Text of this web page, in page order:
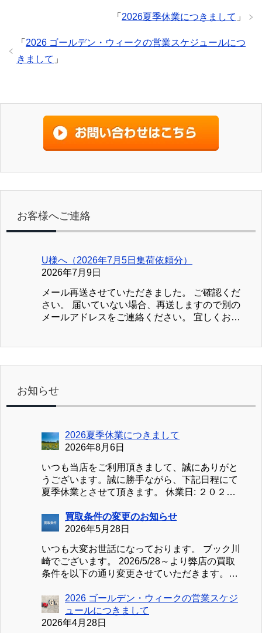
「 2026夏季休業につきまして 」
「 2026 ゴールデン・ウィークの営業スケジュールにつ
きまして 」
お客様へご連絡
U様へ（2026年7月5日集荷依頼分）
2026年7月9日
メール再送させていただきました。 ご確認くだ
さい。 届いていない場合、再送しますので別の
メールアドレスをご連絡ください。 宜しくお願
お知らせ
2026夏季休業につきまして
2026年8月6日
いつも当店をご利用頂きまして、誠にありがと
うございます。誠に勝手ながら、下記日程にて
夏季休業とさせて頂きます。 休業日: ２０２６
①買取受付につきまして ２０２６／８／１０
（月）～２０２６／８／１６（日）まで買取受
り受付・査定を行いますが、混雑状況により査
定完了が遅延する場合がございます。予めご了
承ください。 ②お見積り、お問合せにつきまし
返信が８／１７（月）以降になる場合がござい
ます。 ③【処分用】お引き取りにつきまして
【処分用】お引き取りのお申込みと発送は可能
買取条件の変更のお知らせ
2026年5月28日
いつも大変お世話になっております。 ブック川
崎でございます。 2026/5/28～より弊店の買取
条件を以下の通り変更させていただきます。
品30点以上（変更前20点）、または、事前見積
の合計金額が3,000円（変更前2,000円）以上よ
り受付させていただきます。 また、事前見積が
2026 ゴールデン・ウィークの営業スケジ
ュールにつきまして
2026年4月28日